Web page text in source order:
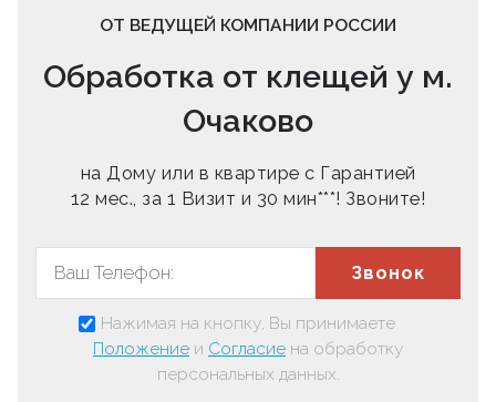
ОТ ВЕДУЩЕЙ КОМПАНИИ РОССИИ
Обработка от клещей у м.
Очаково
на Дому или в квартире с Гарантией
12 мес., за 1 Визит и 30 мин***! Звоните!
Звонок
Нажимая на кнопку, Вы принимаете
Положение и Согласие на обработку
персональных данных.